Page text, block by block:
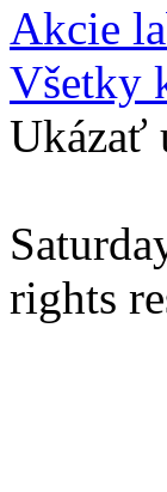
Akcie
Všetky
Ukázať
rights